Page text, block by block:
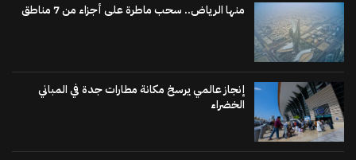
منها الرياض.. سحب ماطرة على أجزاء من 7 مناطق
إنجاز عالمي يرسخ مكانة مطارات جدة في المباني
الخضراء